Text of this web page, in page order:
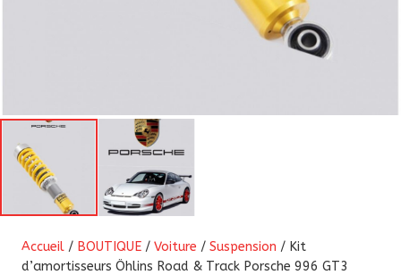
Accueil / BOUTIQUE / Voiture / Suspension / Kit
d’amortisseurs Öhlins Road & Track Porsche 996 GT3